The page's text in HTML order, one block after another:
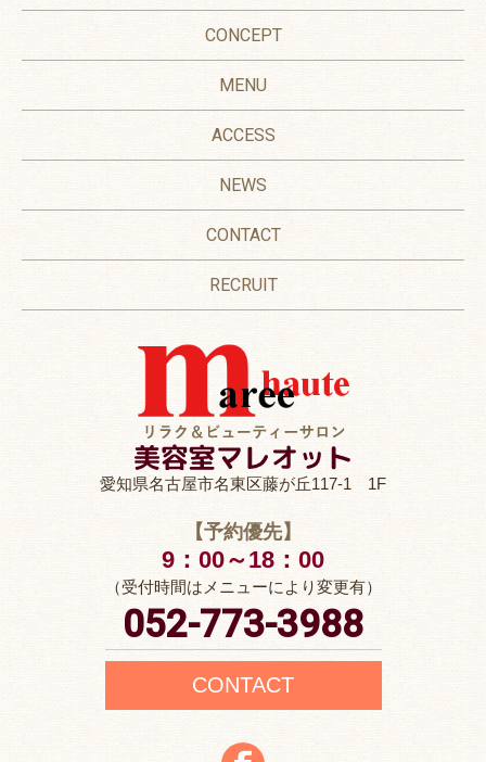
CONCEPT
MENU
ACCESS
NEWS
CONTACT
RECRUIT
愛知県名古屋市名東区藤が丘117-1 1F
【予約優先】
9：00～18：00
（受付時間はメニューにより変更有）
052-773-3988
CONTACT